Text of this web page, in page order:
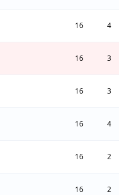
16 4
16 3
16 3
16 4
16 2
16 2